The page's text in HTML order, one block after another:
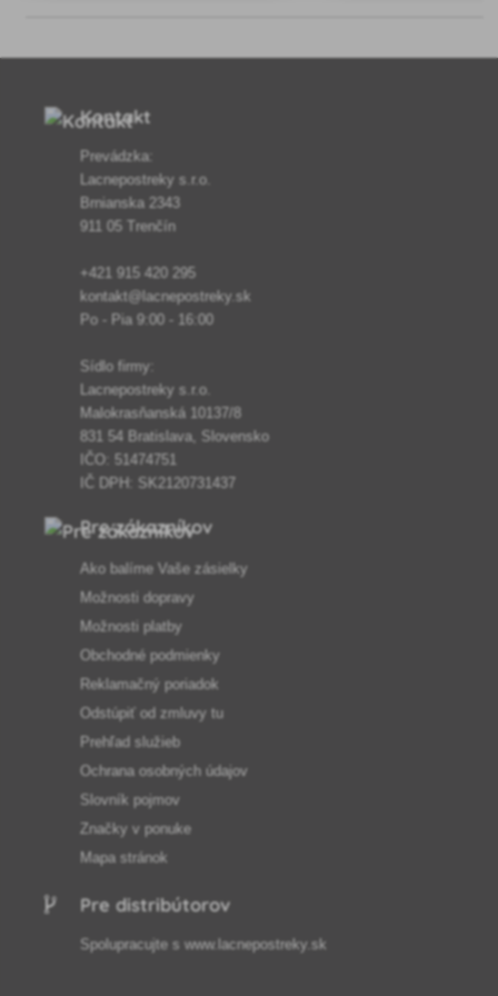
Kontakt
Prevádzka:
Lacnepostreky s.r.o.
Brnianska 2343
911 05 Trenčín
+421 915 420 295
kontakt@lacnepostreky.sk
Po - Pia 9:00 - 16:00
Sídlo firmy:
Lacnepostreky s.r.o.
Malokrasňanská 10137/8
831 54 Bratislava, Slovensko
IČO: 51474751
IČ DPH: SK2120731437
Pre zákazníkov
Ako balíme Vaše zásielky
Možnosti dopravy
Možnosti platby
Obchodné podmienky
Reklamačný poriadok
Odstúpiť od zmluvy tu
Prehľad služieb
Ochrana osobných údajov
Slovník pojmov
Značky v ponuke
Mapa stránok
Pre distribútorov
Spolupracujte s www.lacnepostreky.sk